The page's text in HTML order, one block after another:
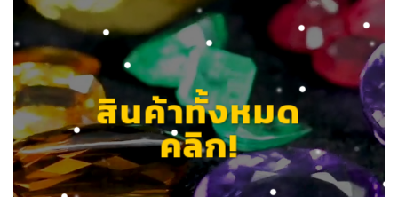
สินค้าทั้งหมด
คลิก!